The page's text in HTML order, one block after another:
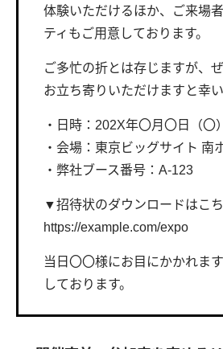
体験いただけるほか、ご来場
ティもご用意しております。
ご多忙の折とは存じますが、
お立ち寄りいただけますと幸い
・日時：202X年〇月〇日（〇
・会場：東京ビッグサイト 南
・弊社ブース番号：A-123
▼招待状のダウンロードはこち
https://example.com/expo
当日〇〇様にお目にかかれま
しております。